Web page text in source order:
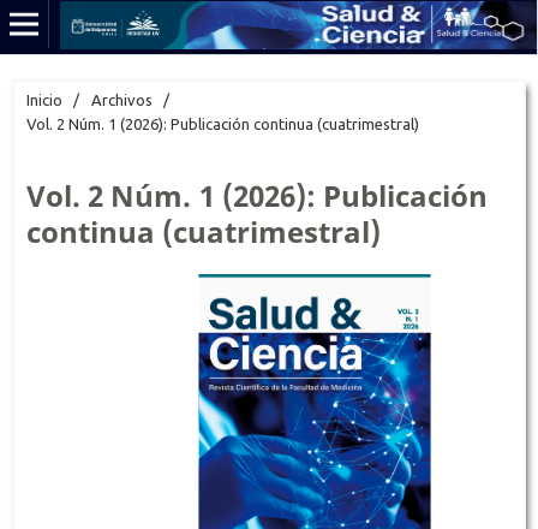
Inicio / Archivos
/
Vol. 2 Núm. 1 (2026): Publicación continua (cuatrimestral)
Vol. 2 Núm. 1 (2026): Publicación
continua (cuatrimestral)